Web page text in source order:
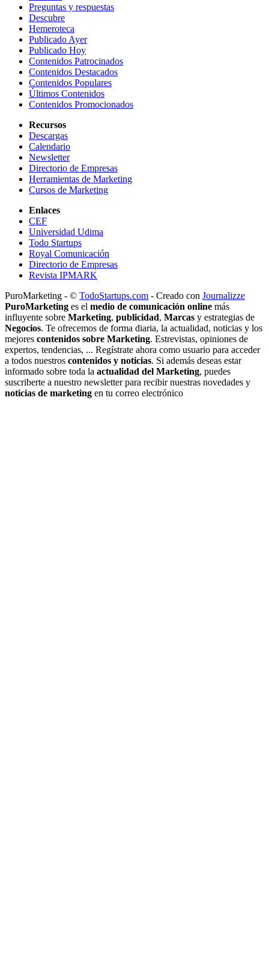
Preguntas y respuestas
Descubre
Hemeroteca
Publicado Ayer
Publicado Hoy
Contenidos Patrocinados
Contenidos Destacados
Contenidos Populares
Últimos Contenidos
Contenidos Promocionados
Recursos
Descargas
Calendario
Newsletter
Directorio de Empresas
Herramientas de Marketing
Cursos de Marketing
Enlaces
CEF
Universidad Udima
Todo Startups
Royal Comunicación
Directorio de Empresas
Revista IPMARK
PuroMarketing - © TodoStartups.com - Creado con Journalizze
PuroMarketing es el medio de comunicación online más
influyente sobre Marketing, publicidad, Marcas y estrategias de
Negocios. Te ofrecemos de forma diaria, la actualidad, noticias y los
mejores contenidos sobre Marketing. Estrevistas, opiniones de
expertos, tendencias, ... Regístrate ahora como usuario para acceder
a todos nuestros contenidos y noticias. Si además deseas estar
informado sobre toda la actualidad del Marketing, puedes
suscriberte a nuestro newsletter para recibir nuestras novedades y
noticias de marketing en tu correo electrónico